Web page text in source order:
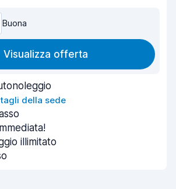
Buona
Visualizza offerta
della sede
illimitato